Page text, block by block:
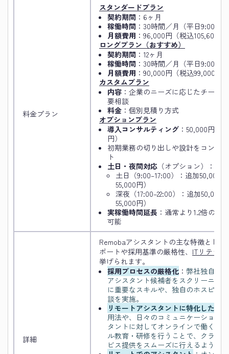
料金プラン
スタンダードプラン
契約期間 ：6ヶ月
稼働時間 ：30時間／月（平日
月額費用 ：96,000円（税込105,600円
ロングプラン（おすすめ）
契約期間 ：12ヶ月
稼働時間 ：30時間／月（平日
月額費用 ：90,000円（税込99,000円）
カスタムプラン
内容 ：企業のニーズに応じたチーム
要相談
料金 ：個別見積り方式
オプションプラン
導入コンサルティング ：50,000円／
円）
初期業務の切り出しや設計をコンサ
ト
土日・夜間対応 （オプション）：
土日（9:00–17:00）：追加50,000
55,000円）
深夜（17:00–22:00）：追加50,000
55,000円）
実稼働時間延長 ：通常より1.2倍の割
可能
詳細
Remobaアシスタントの主な特徴として
ポートや採用基準の厳格性、 ITリテラ
挙げられます。
採用プロセスの厳格化 ： 弊社独自の
アシスタント候補者をスクリーニン
に重要なスキルや、独自のホスピタ
談を実施。
リモートアシスタントに特化した教育
用法や、日々のコミュニケーション
タントに対してオンラインで働くこ
ル教育・研修を行うことで、クライ
ビス提供をスムーズに行えるように